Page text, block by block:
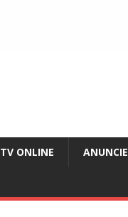
TV ONLINE ANUNCIE